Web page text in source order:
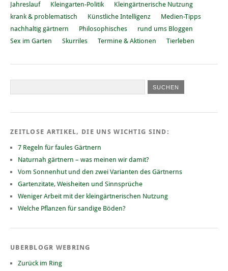
Jahreslauf
Kleingarten-Politik
Kleingärtnerische Nutzung
krank & problematisch
Künstliche Intelligenz
Medien-Tipps
nachhaltig gärtnern
Philosophisches
rund ums Bloggen
Sex im Garten
Skurriles Termine & Aktionen Tierleben
ZEITLOSE ARTIKEL, DIE UNS WICHTIG SIND:
7 Regeln für faules Gärtnern
Naturnah gärtnern – was meinen wir damit?
Vom Sonnenhut und den zwei Varianten des Gärtnerns
Gartenzitate, Weisheiten und Sinnsprüche
Weniger Arbeit mit der kleingärtnerischen Nutzung
Welche Pflanzen für sandige Böden?
UBERBLOGR WEBRING
Zurück im Ring